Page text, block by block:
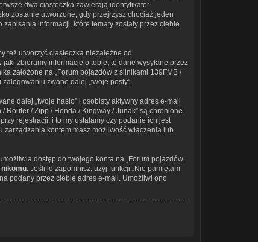
dwa ciasteczka zawierają identyfikator
zostanie utworzone, gdy przejrzysz chociaż jeden
informacji, które tematy zostały przez ciebie
też utworzyć ciasteczka niezależne od
zbieramy informacje o tobie, to dane wysyłane przez
założone na „Forum pojazdów z silnikami 139FMB /
zwane dalej „twoje posty”.
dalej „twoje hasło” i osobisty aktywny adres e-mail
Router / Zipp / Honda / Kingway / Junak” są chronione
rejestracji, i to my ustalamy czy podanie ich jest
kontem masz możliwość włączenia lub
dostęp do twojego konta na „Forum pojazdów
nikomu. Jeśli je zapomnisz, użyj funkcji „Nie pamiętam
podany przez ciebie adres e-mail. Umożliwi ono